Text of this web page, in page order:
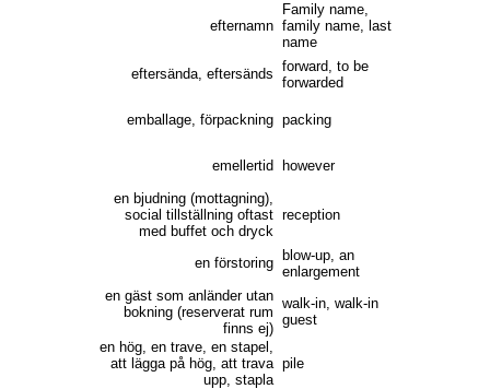
efternamn
Family name,
family name, last
name
eftersända, eftersänds forward, to be
forwarded
emballage, förpackning packing
emellertid
however
en bjudning (mottagning),
social tillställning oftast
med buffet och dryck
reception
en förstoring
blow-up, an
enlargement
en gäst som anländer utan
bokning (reserverat rum
finns ej)
walk-in, walk-in
guest
en hög, en trave, en stapel,
att lägga på hög, att trava
upp, stapla
pile